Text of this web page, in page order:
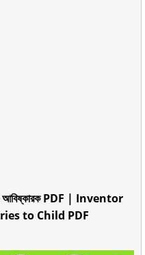
আবিষ্কারক PDF | Inventor
to Child PDF